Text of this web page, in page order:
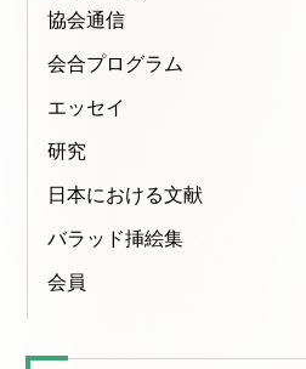
協会通信
会合プログラム
エッセイ
研究
日本における文献
バラッド挿絵集
会員